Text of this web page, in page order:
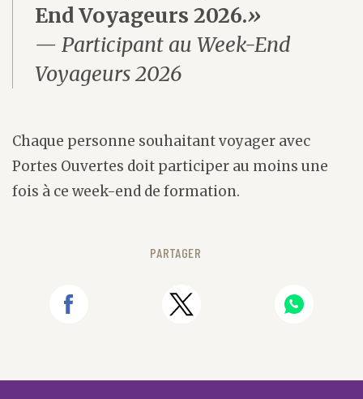
End Voyageurs 2026.»
— Participant au Week-End
Voyageurs 2026
Chaque personne souhaitant voyager avec
Portes Ouvertes doit participer au moins une
fois à ce week-end de formation.
PARTAGER